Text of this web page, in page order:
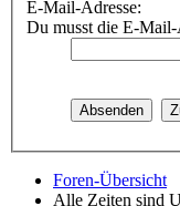
E-Mail-Adresse:
Du musst die E-Mail-
Foren-Übersicht
Alle Zeiten sind